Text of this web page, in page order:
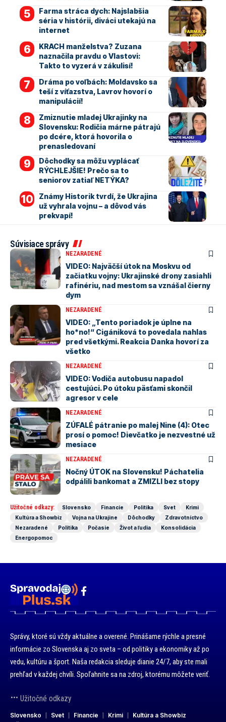
Farma stráca dych: Najslabšia
séria v histórii, diváci utekajú na
internet
KRACH manželstva? Zuzana
naznačila pravdu o Vlastovi:
Takto to vyzerá v zákulisí!
Dráma po voľbách: Moldavsko sa
teší z víťazstva, Lavrov hovorí o
manipulácií!
Zmiznutie mladej Ukrajinky na
Slovensku: Rodičia márne pátrajú
po dcére, ktorá hovorila o
prenasledovaní
Dôchodky sa môžu vyplácať
RÝCHLEJŠIE! Prečo sa to
seniorov zatiaľ NETÝKA?
Známy Historik tvrdí, že Ukrajina
už vyhrala vojnu – a dôvod vás
prekvapí!
Súvisiace správy
NEZARADENÉ
VIDEO: Najväčší útok na Moskvu od
začiatku vojny: Ukrajinské drony zasiahli
rafinériu, nad mestom sa vznášal čierny
dym
NEZARADENÉ
VIDEO: „Tento poriadok je úplne na
ho*no!“ Cigániková to povedala nahlas
pred všetkými. Reakcia Danka hovorí za
všetko
NEZARADENÉ
VIDEO: Vodiča autobusu napadol
cestujúci. Po útoku päsťami skončil
agresor v cele
NEZARADENÉ
ZÚFALÉ pátranie po malej Nine (4): Otec
prosí o pomoc! Dievčatko je nezvestné už
mesiace
NEZARADENÉ
Nočný ÚTOK na Slovensku! Páchatelia
odpálili bankomat a ZMIZLI bez stopy
Užitočné odkazy: Slovensko Financie Politika Svet
Krimi
Kultúra a Showbiz
Vojna na Ukrajine Dôchodky
Zdravotníctvo
Nezaradené
Politika Počasie Život a ľudia
Konsolidácia
Energopomoc
Správy, ktoré sú vždy aktuálne a overené. Prinášame rýchle a presné
informácie zo Slovenska aj zo sveta – od politiky a ekonomiky až po
vedu, kultúru a šport. Naša redakcia sleduje dianie 24/7, aby ste mali
prehľad v každej chvíli. Spoľahnite sa na zdroj, ktorému môžete veriť.
Užitočné odkazy
Slovensko Svet Financie Krimi
Kultúra a Showbiz